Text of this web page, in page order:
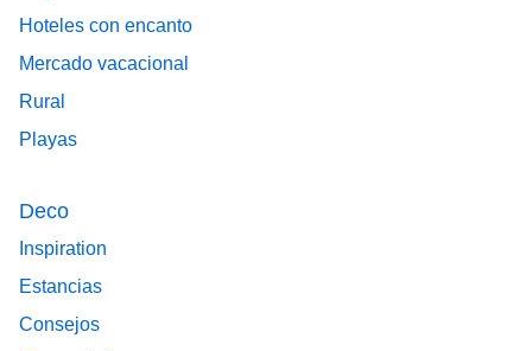
Hoteles con encanto
Mercado vacacional
Rural
Playas
Deco
Inspiration
Estancias
Consejos